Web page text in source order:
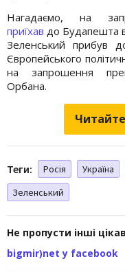
Нагадаємо, на
приїхав до Будапешта
Зеленський прибув
Європейського
на запрошення
Орбана.
Теги: Росія Україна
Зеленський
Не пропусти інші
bigmir)net у facebook